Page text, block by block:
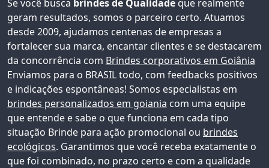
Se você busca brindes de Qualidade que realmente
geram resultados, somos o parceiro certo. Atuamos
desde 2009, ajudamos centenas de empresas a
fortalecer sua marca, encantar clientes e se destacarem
da concorrência com Brindes corporativos em Goiânia
Enviamos para o BRASIL todo, com feedbacks positivos
e indicações espontâneas! Somos especialistas em
brindes personalizados em goiania com uma equipe
que entende e sabe o que funciona em cada tipo
situação Brinde para ação promocional ou brindes
ecológicos. Garantimos que você receba exatamente o
que foi combinado, no prazo certo e com a qualidade